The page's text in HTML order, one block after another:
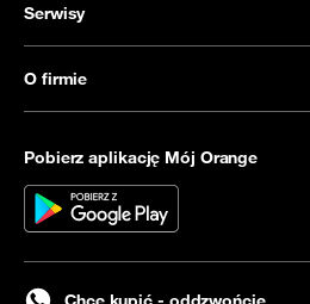
Serwisy
O firmie
Pobierz aplikację Mój Orange